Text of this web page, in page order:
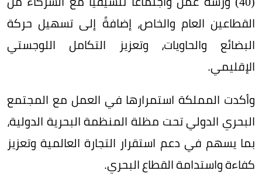
القطاعين العام والخاص، إضافةً إلى تسهيل حركة
البضائع والحاويات، وتعزيز التكامل اللوجستي
الإقليمي.
وأكدت المملكة استمرارها في العمل مع المجتمع
البحري الدولي تحت مظلة المنظمة البحرية الدولية،
بما يسهم في دعم استقرار التجارة العالمية وتعزيز
كفاءة واستدامة القطاع البحري.